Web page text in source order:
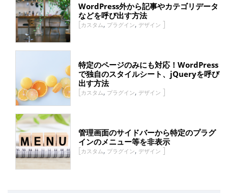
WordPress外から記事やカテゴリデータ
などを呼び出す方法
カスタム , プラグイン, デザイン
特定のページのみにも対応！WordPress
で独自のスタイルシート、jQueryを呼び
出す方法
カスタム, プラグイン, デザイン
管理画面のサイドバーから特定のプラグ
インのメニュー等を非表示
カスタム, プラグイン, デザイン